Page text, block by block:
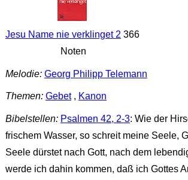
Jesu Name nie verklinget 2 366
Noten
Melodie: Georg Philipp Telemann
Themen: Gebet, Kanon
Bibelstellen: Psalmen 42, 2-3: Wie der
frischem Wasser, so schreit meine Seele,
Seele dürstet nach Gott, nach dem
werde ich dahin kommen, daß ich Gottes